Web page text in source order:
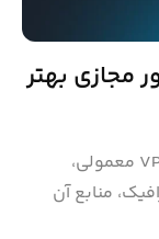
مجازی بهتر
سرور مجازی ابری نسبت به VPS معمولی،
منابع آن